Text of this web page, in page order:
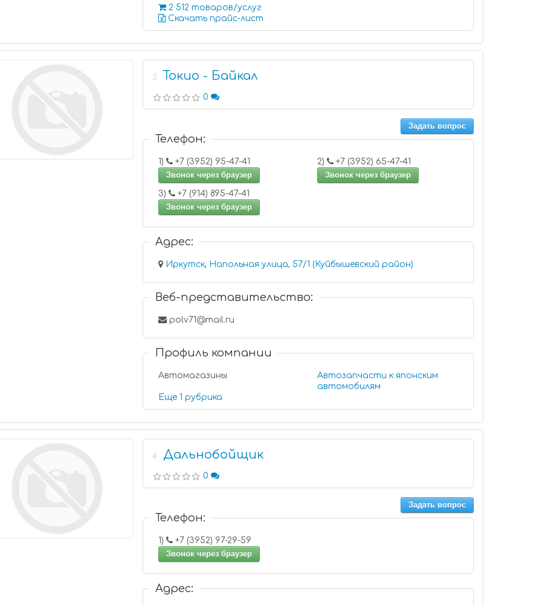
2 512 товаров/услуг
Скачать прайс-лист
3 Токио - Байкал
0
Задать вопрос
Телефон:
1)
+7 (3952) 95-47-41
Звонок через браузер
2)
+7 (3952) 65-47-41
Звонок через браузер
3)
+7 (914) 895-47-41
Звонок через браузер
Адрес:
Иркутск, Напольная улица, 57/1 (Куйбышевский район)
Веб-представительство:
polv71@mail.ru
Профиль компании
Автомагазины
Автозапчасти к японским
автомобилям
Еще 1 рубрика
4 Дальнобойщик
0
Задать вопрос
Телефон:
1)
+7 (3952) 97-29-59
Звонок через браузер
Адрес: